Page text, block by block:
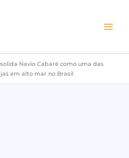
Navio Cabaré como uma das
em alto mar no Brasil